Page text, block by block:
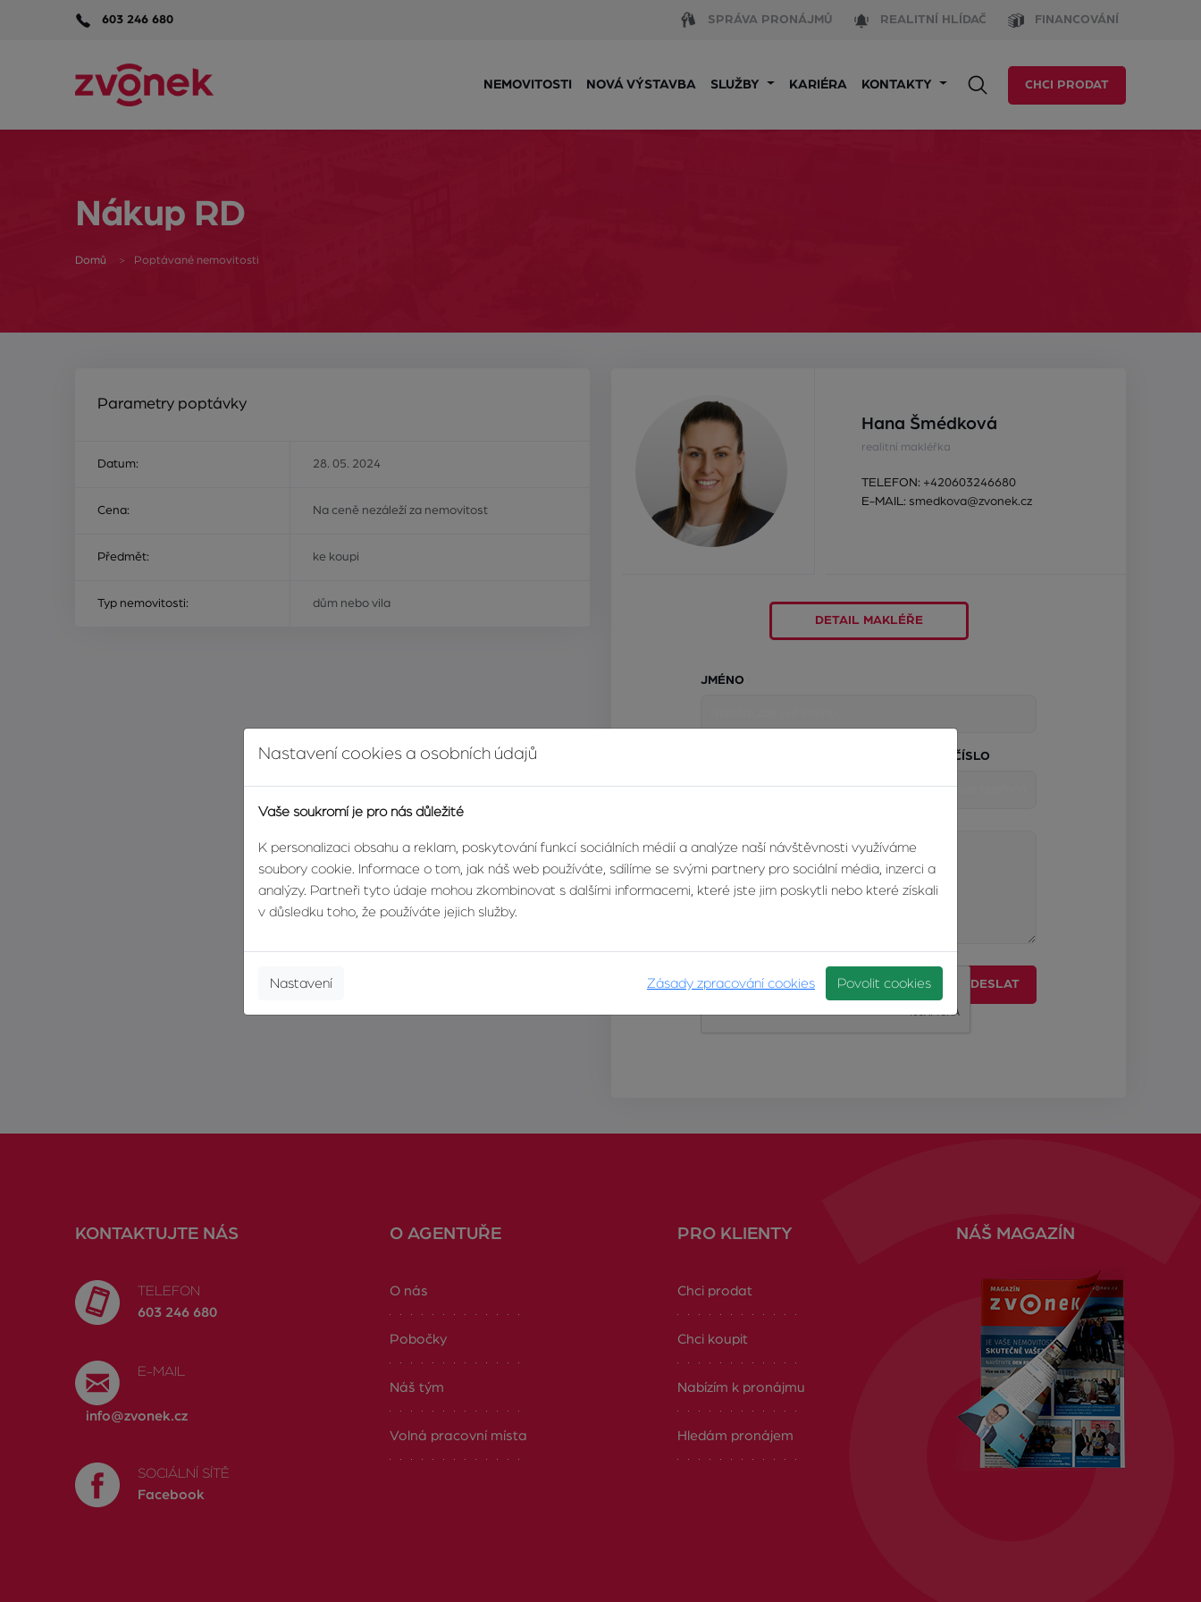
603 246 680 SPRÁVA PRONÁJMŮ REALITNÍ HLÍDAČ FINANCOVÁNÍ
NEMOVITOSTI NOVÁ VÝSTAVBA SLUŽBY KARIÉRA KONTAKTY CHCI PRODAT
Nákup RD
Domů Poptávané nemovitosti
Parametry poptávky
Datum: 28. 05. 2024
Cena: Na ceně nezáleží za nemovitost
Předmět: ke koupi
Typ nemovitosti: dům nebo vila
Hana Šmédková
realitní makléřka
TELEFON: +420603246680
E-MAIL: smedkova@zvonek.cz
DETAIL MAKLÉŘE
JMÉNO
TELEFONNÍ ČÍSLO
ODESLAT
KONTAKTUJTE NÁS
TELEFON
603 246 680
E-MAIL
info@zvonek.cz
SOCIÁLNÍ SÍTĚ
Facebook
O AGENTUŘE
O nás
Pobočky
Náš tým
Volná pracovní místa
PRO KLIENTY
Chci prodat
Chci koupit
Nabízím k pronájmu
Hledám pronájem
NÁŠ MAGAZÍN
Nastavení cookies a osobních údajů
Vaše soukromí je pro nás důležité
K personalizaci obsahu a reklam, poskytování funkcí sociálních médií a analýze naší návštěvnosti využíváme
soubory cookie. Informace o tom, jak náš web používáte, sdílíme se svými partnery pro sociální média, inzerci a
analýzy. Partneři tyto údaje mohou zkombinovat s dalšími informacemi, které jste jim poskytli nebo které získali
v důsledku toho, že používáte jejich služby.
Zásady zpracování cookies
Nastavení Povolit cookies